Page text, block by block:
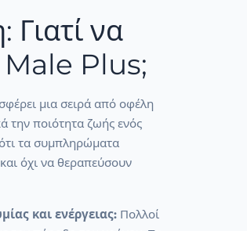
Γιατί να
Male Plus;
μια σειρά από οφέλη
την ποιότητα ζωής ενός
τα συμπληρώματα
όχι να θεραπεύσουν
και ενέργειας:Πολλοί